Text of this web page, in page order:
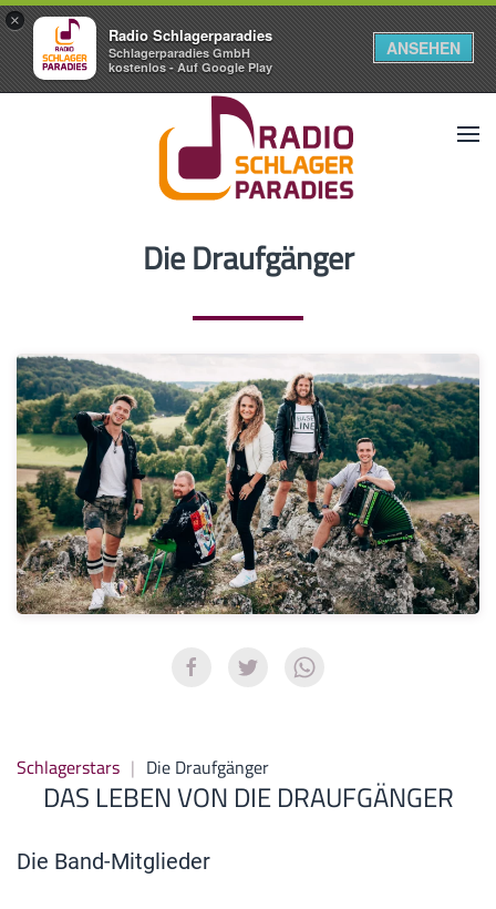
×
Radio Schlagerparadies
Schlagerparadies GmbH
kostenlos - Auf Google Play
ANSEHEN
Die Draufgänger
Schlagerstars Die Draufgänger
DAS LEBEN VON DIE DRAUFGÄNGER
Die Band-Mitglieder